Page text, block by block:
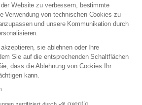
Website zu verbessern, bestimmte
Verwendung von technischen Cookies zu
und unsere Kommunikation durch
sie ablehnen oder Ihre
Sie auf die entsprechenden Schaltflächen
dass die Ablehnung von Cookies Ihr
kann.
zertifiziert durch
Treueprogramm
für Geschäftskunden
zur Barrierefreiheit